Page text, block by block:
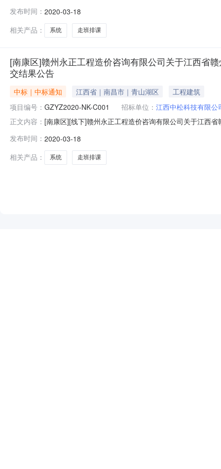
购活动于2020年03月17日14：30(北京时间)在赣州永正
发布时间： 2020-03-18
相关产品：
系统 走班排课
[南康区]赣州永正工程造价咨询有限公司关于江西省
交结果公告
中标｜中标通知 江西省｜南昌市｜青山湖区
工程建筑
项目编号： GZYZ2020-NK-C001 招标单位： 江西中松科技有限公
正文内容： [南康区][线下]赣州永正工程造价咨询有限公司关于江西
争性磋商，采购活动于2020年03月17日14：30(北京时
发布时间： 2020-03-18
相关产品：
系统 走班排课